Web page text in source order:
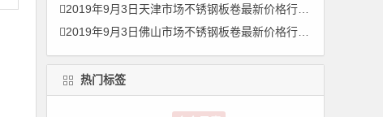
2019年9月3日天津市场不锈钢板卷最新价格行情主流走势
2019年9月3日佛山市场不锈钢板卷最新价格行情主流走势
热门标签